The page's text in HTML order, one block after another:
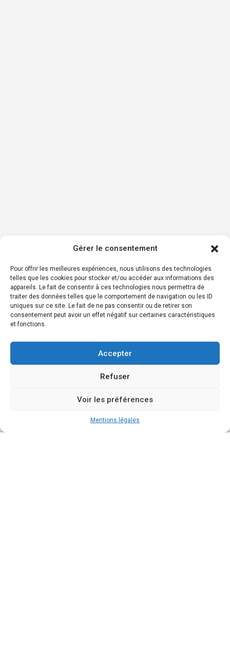
Gérer le consentement
Pour offrir les meilleures expériences, nous utilisons des technologies
telles que les cookies pour stocker et/ou accéder aux informations des
appareils. Le fait de consentir à ces technologies nous permettra de
traiter des données telles que le comportement de navigation ou les ID
uniques sur ce site. Le fait de ne pas consentir ou de retirer son
consentement peut avoir un effet négatif sur certaines caractéristiques
et fonctions.
Accepter
Refuser
Voir les préférences
Mentions légales